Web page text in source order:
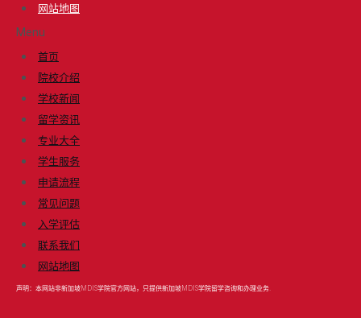
网站地图
Menu
首页
院校介绍
学校新闻
留学资讯
专业大全
学生服务
申请流程
常见问题
入学评估
联系我们
网站地图
声明：本网站非新加坡MDIS学院官方网站，只提供新加坡MDIS学院留学咨询和办理业务.